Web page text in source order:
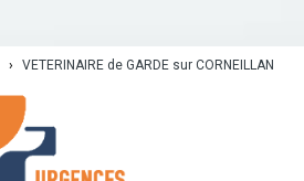
› VETERINAIRE de GARDE sur CORNEILLAN